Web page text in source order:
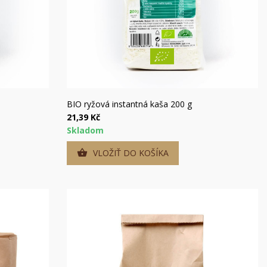
Rýchly náhľad
BIO ryžová instantná kaša 200 g
21,39 Kč
Skladom
 VLOŽIŤ DO KOŠÍKA
×
×